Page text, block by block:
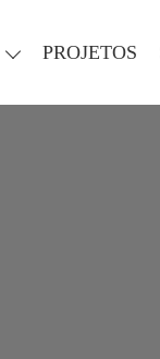
PROJETOS